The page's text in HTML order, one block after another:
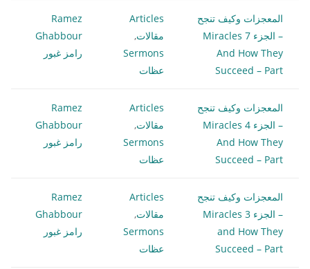
المعجزات وكيف تنجح
– الجزء 7 Miracles
And How They
Succeed – Part
Articles
مقالات,
Sermons
عظات
Ramez
Ghabbour
رامز غبور
المعجزات وكيف تنجح
– الجزء 4 Miracles
And How They
Succeed – Part
Articles
مقالات,
Sermons
عظات
Ramez
Ghabbour
رامز غبور
المعجزات وكيف تنجح
– الجزء 3 Miracles
and How They
Succeed – Part
Articles
مقالات,
Sermons
عظات
Ramez
Ghabbour
رامز غبور